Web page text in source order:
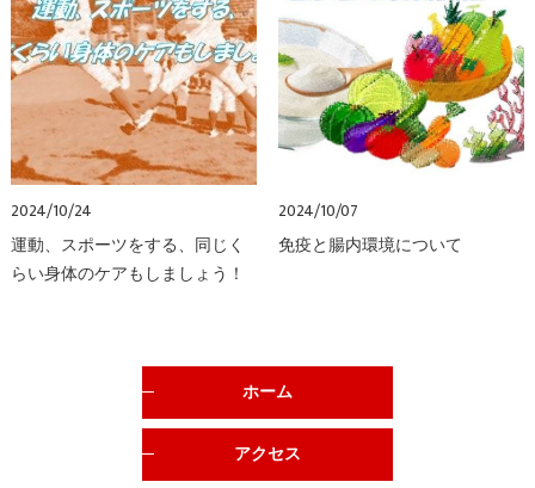
2024/10/24
運動、スポーツをする、同じく
らい身体のケアもしましょう！
2024/10/07
免疫と腸内環境について
ホーム
アクセス